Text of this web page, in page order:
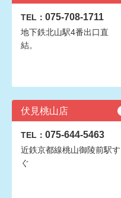
TEL： 075-708-1711
地下鉄北山駅4番出口直
結。
伏見桃山店
TEL： 075-644-5463
近鉄京都線桃山御陵前駅す
ぐ